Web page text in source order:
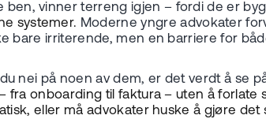
ben, vinner terreng igjen – fordi de er
systemer. Moderne yngre advokater
bare irriterende, men en barriere for
nei på noen av dem, er det verdt å se
fra onboarding til faktura – uten å forlate
eller må advokater huske å gjøre det